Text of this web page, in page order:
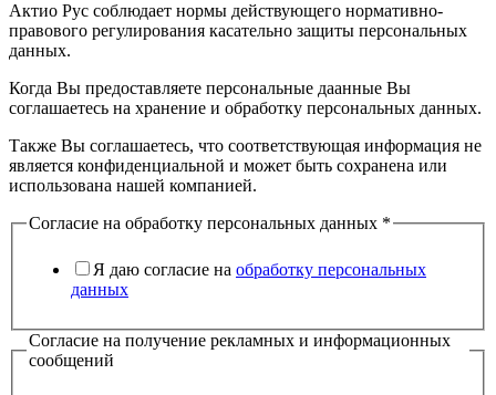
Актио Рус соблюдает нормы действующего нормативно-
правового регулирования касательно защиты персональных
данных.
Когда Вы предоставляете персональные даанные Вы
соглашаетесь на хранение и обработку персональных данных.
Также Вы соглашаетесь, что соответствующая информация не
является конфиденциальной и может быть сохранена или
использована нашей компанией.
Согласие на обработку персональных данных *
Я даю согласие на обработку персональных
данных
Согласие на получение рекламных и информационных
сообщений